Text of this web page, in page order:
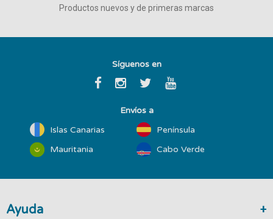
Productos nuevos y de primeras marcas
Síguenos en
Envíos a
Islas Canarias
Península
Mauritania
Cabo Verde
Ayuda